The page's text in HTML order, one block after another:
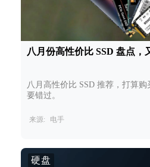
八月份高性价比 SSD 盘点，
八月高性价比 SSD 推荐，打算
要错过。
来源: 电手
硬盘